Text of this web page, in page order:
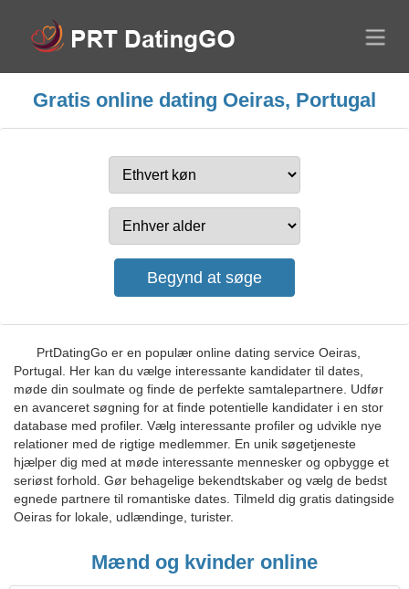
Gratis online dating Oeiras, Portugal
PrtDatingGo er en populær online dating service Oeiras,
Portugal. Her kan du vælge interessante kandidater til dates,
møde din soulmate og finde de perfekte samtalepartnere. Udfør
en avanceret søgning for at finde potentielle kandidater i en stor
database med profiler. Vælg interessante profiler og udvikle nye
relationer med de rigtige medlemmer. En unik søgetjeneste
hjælper dig med at møde interessante mennesker og opbygge et
seriøst forhold. Gør behagelige bekendtskaber og vælg de bedst
egnede partnere til romantiske dates. Tilmeld dig gratis datingside
Oeiras for lokale, udlændinge, turister.
Mænd og kvinder online